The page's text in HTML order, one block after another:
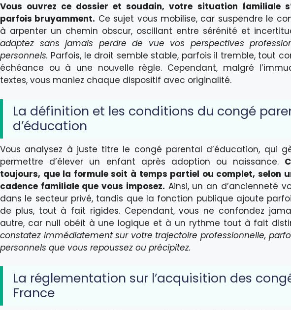
Vous ouvrez ce dossier et soudain, votre situation familiale
parfois bruyamment. Ce sujet vous mobilise, car suspendre le
à arpenter un chemin obscur, oscillant entre sérénité et
adaptez sans jamais perdre de vue vos perspectives
personnels. Parfois, le droit semble stable, parfois il tremble, tout
échéance ou à une nouvelle règle. Cependant, malgré
textes, vous maniez chaque dispositif avec originalité.
La définition et les conditions du congé
d’éducation
Vous analysez à juste titre le congé parental d’éducation, qui
permettre d’élever un enfant après adoption ou naissance.
toujours, que la formule soit à temps partiel ou complet, selon
cadence familiale que vous imposez. Ainsi, un an d’ancienneté
dans le secteur privé, tandis que la fonction publique ajoute
de plus, tout à fait rigides. Cependant, vous ne confondez
autre, car null obéit à une logique et à un rythme tout à fait
constatez immédiatement sur votre trajectoire professionnelle,
personnels que vous repoussez ou précipitez.
La réglementation sur l’acquisition des
France